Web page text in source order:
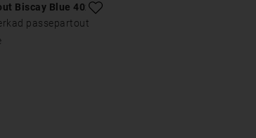
Biscay Blue 40x50
passepartout